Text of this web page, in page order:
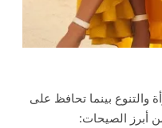
والتنوع بينما تحافظ على
أبرز الصيحات: